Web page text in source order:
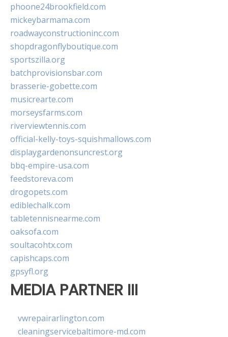
phoone24brookfield.com
mickeybarmama.com
roadwayconstructioninc.com
shopdragonflyboutique.com
sportszilla.org
batchprovisionsbar.com
brasserie-gobette.com
musicrearte.com
morseysfarms.com
riverviewtennis.com
official-kelly-toys-squishmallows.com
displaygardenonsuncrest.org
bbq-empire-usa.com
feedstoreva.com
drogopets.com
ediblechalk.com
tabletennisnearme.com
oaksofa.com
soultacohtx.com
capishcaps.com
gpsyfl.org
MEDIA PARTNER III
vwrepairarlington.com
cleaningservicebaltimore-md.com